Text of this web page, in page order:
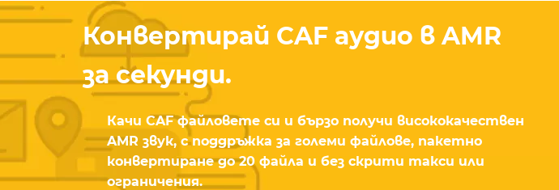
Конвертирай CAF аудио в AMR
за секунди.
Качи CAF файловете си и бързо получи висококачествен
AMR звук, с поддръжка за големи файлове, пакетно
конвертиране до 20 файла и без скрити такси или
ограничения.